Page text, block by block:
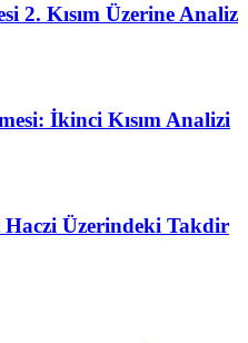
2. Kısım Üzerine Analiz
İkinci Kısım Analizi
Üzerindeki Takdir